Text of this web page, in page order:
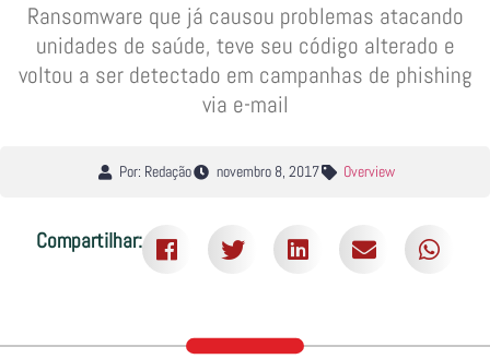
Ransomware que já causou problemas atacando
unidades de saúde, teve seu código alterado e
voltou a ser detectado em campanhas de phishing
via e-mail
Por: Redação novembro 8, 2017 Overview
Compartilhar: